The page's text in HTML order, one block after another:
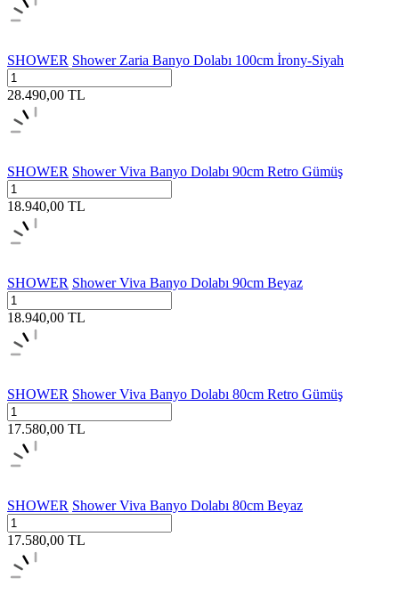
SHOWER Shower Zaria Banyo Dolabı 100cm İrony-Siyah
28.490,00 TL
SHOWER Shower Viva Banyo Dolabı 90cm Retro Gümüş
18.940,00 TL
SHOWER Shower Viva Banyo Dolabı 90cm Beyaz
18.940,00 TL
SHOWER Shower Viva Banyo Dolabı 80cm Retro Gümüş
17.580,00 TL
SHOWER Shower Viva Banyo Dolabı 80cm Beyaz
17.580,00 TL